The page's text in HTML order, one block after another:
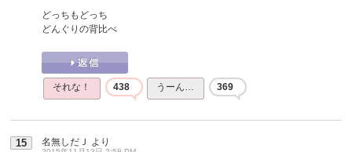
どっちもどっち
どんぐりの背比べ
それな！ 438 うーん… 369
15 名無しだＪ より